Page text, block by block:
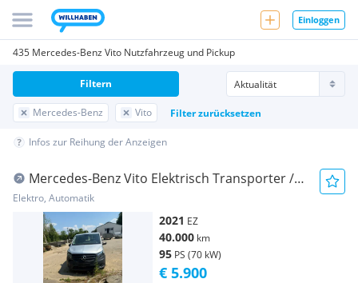
Einloggen
435 Mercedes-Benz Vito Nutzfahrzeug und Pickup
Mercedes-Benz Vito Filter zurücksetzen
Filtern
Infos zur Reihung der Anzeigen
Mercedes-Benz Vito Elektrisch Transporter /
Kastenwagen
Elektro, Automatik
2021 EZ
40.000 km
95 PS (70 kW)
€ 5.900